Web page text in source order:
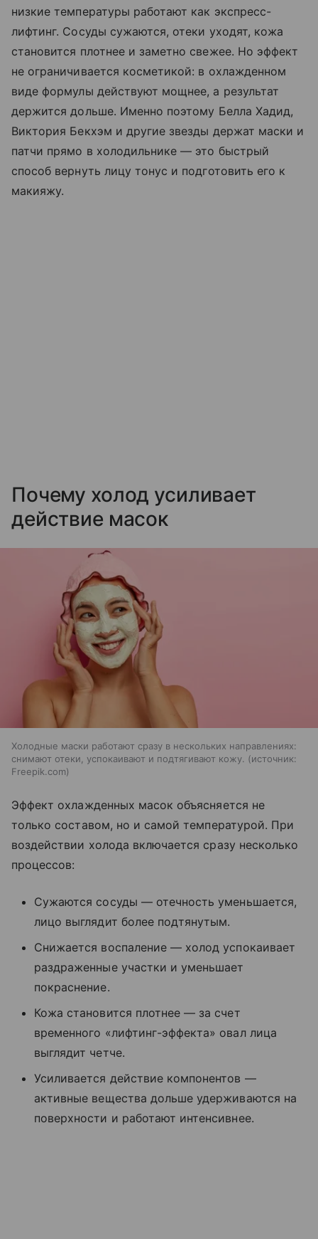
низкие температуры работают как экспресс-
лифтинг. Сосуды сужаются, отеки уходят, кожа
становится плотнее и заметно свежее. Но эффект
не ограничивается косметикой: в охлажденном
виде формулы действуют мощнее, а результат
держится дольше. Именно поэтому Белла Хадид,
Виктория Бекхэм и другие звезды держат маски и
патчи прямо в холодильнике — это быстрый
способ вернуть лицу тонус и подготовить его к
макияжу.
Почему холод усиливает
действие масок
Холодные маски работают сразу в нескольких направлениях:
снимают отеки, успокаивают и подтягивают кожу.
источник:
Freepik.com
Эффект охлажденных масок объясняется не
только составом, но и самой температурой. При
воздействии холода включается сразу несколько
процессов:
Сужаются сосуды — отечность уменьшается,
лицо выглядит более подтянутым.
Снижается воспаление — холод успокаивает
раздраженные участки и уменьшает
покраснение.
Кожа становится плотнее — за счет
временного «лифтинг-эффекта» овал лица
выглядит четче.
Усиливается действие компонентов —
активные вещества дольше удерживаются на
поверхности и работают интенсивнее.